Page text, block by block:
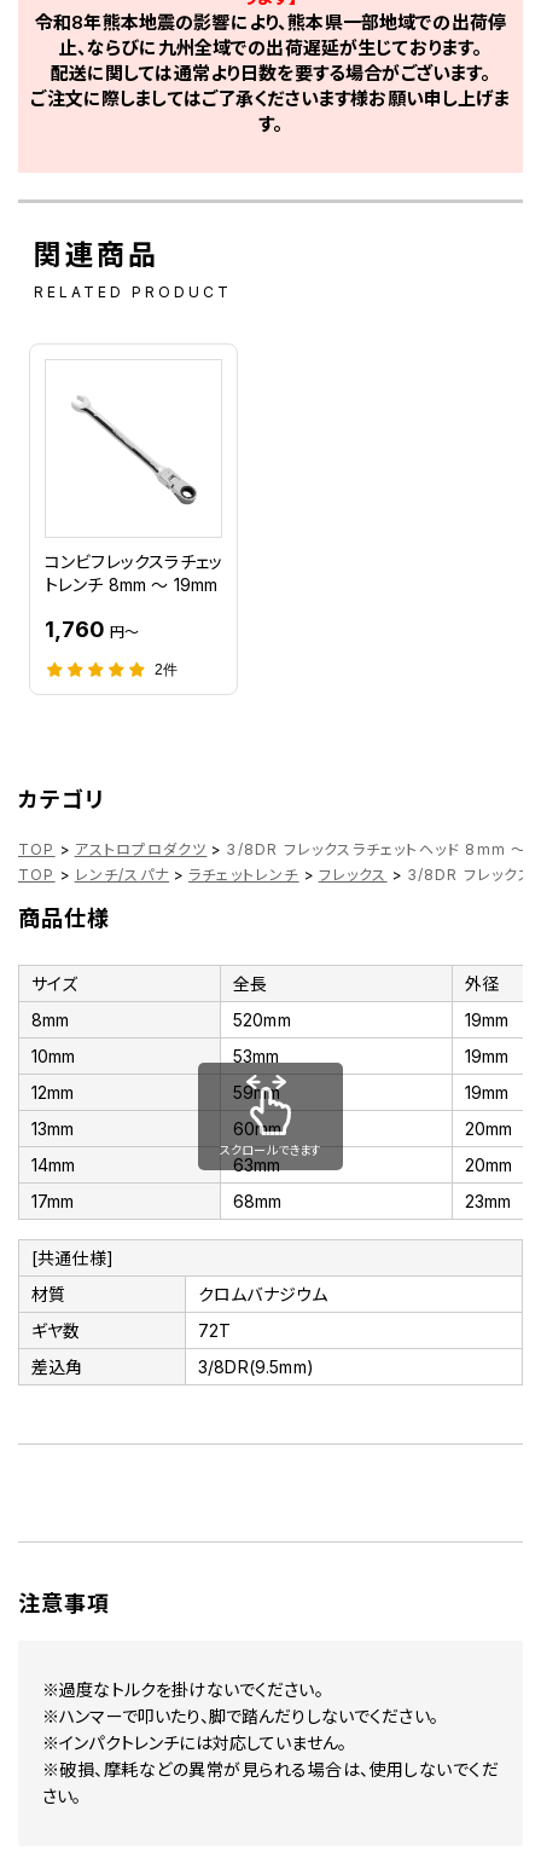
令和8年熊本地震の影響により、熊本県一部地域での出荷停
止、ならびに九州全域での出荷遅延が生じております。
配送に関しては通常より日数を要する場合がございます。
ご注文に際しましてはご了承くださいます様お願い申し上げま
す。
関連商品
RELATED PRODUCT
コンビフレックスラチェッ
トレンチ 8mm ～ 19mm
1,760 円～
2件
カテゴリ
TOP > アストロプロダクツ > 3/8DR フレックスラチェットヘッド 8mm ～
TOP > レンチ/スパナ > ラチェットレンチ > フレックス > 3/8DR フレックス
商品仕様
サイズ 全長
外径
8mm
520mm
19mm
10mm
53mm
19mm
12mm
59mm
19mm
13mm
60mm
20mm
14mm
63mm
20mm
17mm
68mm 23mm
スクロールできます
[共通仕様]
材質
クロムバナジウム
ギヤ数
72T
差込角
3/8DR(9.5mm)
注意事項
※過度なトルクを掛けないでください。
※ハンマーで叩いたり、脚で踏んだりしないでください。
※インパクトレンチには対応していません。
※破損、摩耗などの異常が見られる場合は、使用しないでくだ
さい。